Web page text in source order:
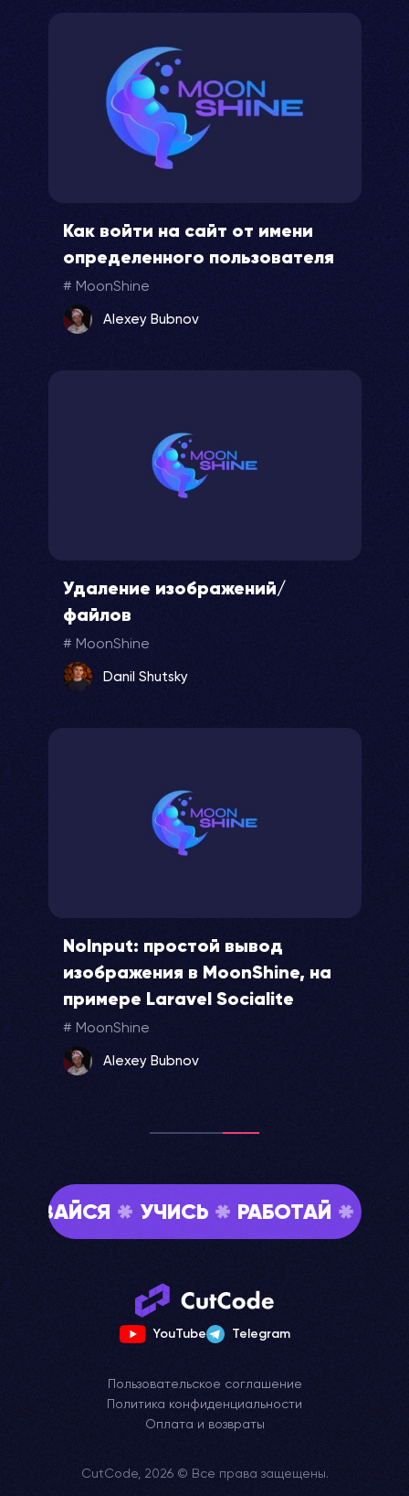
Как войти на сайт от имени
определенного пользователя
MoonShine
Alexey Bubnov
Удаление изображений/
файлов
MoonShine
Danil Shutsky
NoInput: простой вывод
изображения в MoonShine, на
примере Laravel Socialite
MoonShine
Alexey Bubnov
УЧИСЬ РАБОТАЙ ОБЩАЙСЯ
YouTube Telegram
CutCode, 2026 © Все права защещены.
Пользовательское соглашение
Политика конфиденциальности
Оплата и возвраты